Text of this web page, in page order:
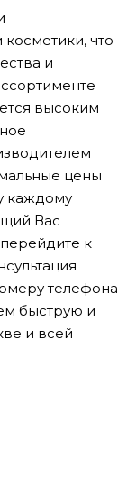
что
и
высоким
цены
каждому
Вас
к
телефона
быструю и
и всей